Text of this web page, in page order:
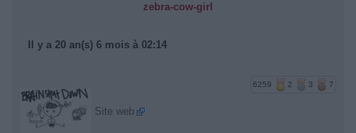
zebra-cow-girl
Il y a 20 an(s) 6 mois à 02:14
6259 2 3 7
Site web